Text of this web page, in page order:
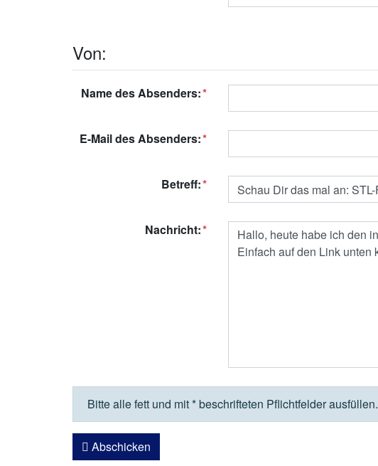
Von:
Name des Absenders:
E-Mail des Absenders:
Betreff:
Nachricht:
Bitte alle fett und mit * beschrifteten Pflichtfelder ausfüllen.
Abschicken